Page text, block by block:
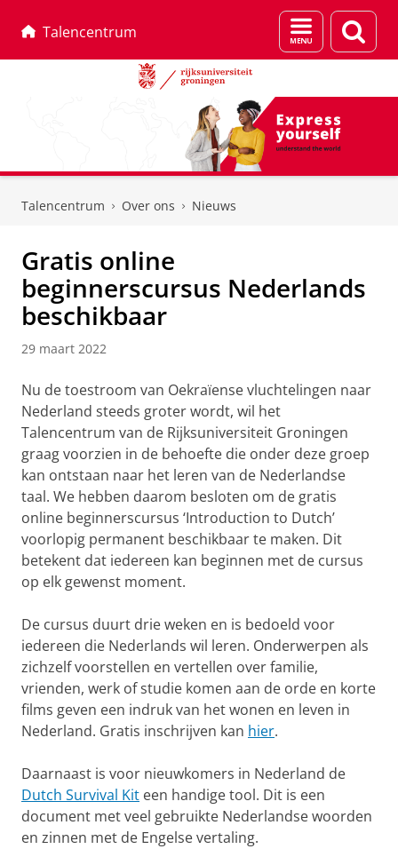
Talencentrum
Menu
en
Talencentrum Over ons Nieuws
Gratis online
beginnerscursus Nederlands
beschikbaar
29 maart 2022
Nu de toestroom van Oekraïense vluchtelingen naar
Nederland steeds groter wordt, wil het
Talencentrum van de Rijksuniversiteit Groningen
graag voorzien in de behoefte die onder deze groep
kan ontstaan naar het leren van de Nederlandse
taal. We hebben daarom besloten om de gratis
online beginnerscursus ‘Introduction to Dutch’
voorlopig permanent beschikbaar te maken. Dit
betekent dat iedereen kan beginnen met de cursus
op elk gewenst moment.
De cursus duurt drie weken en is bedoeld voor
iedereen die Nederlands wil leren. Onderwerpen als
zichzelf voorstellen en vertellen over familie,
vrienden, werk of studie komen aan de orde en korte
films geven een indruk van het wonen en leven in
Nederland. Gratis inschrijven kan hier.
Daarnaast is voor nieuwkomers in Nederland de
Dutch Survival Kit een handige tool. Dit is een
document met veel gebruikte Nederlandse woorden
en zinnen met de Engelse vertaling.